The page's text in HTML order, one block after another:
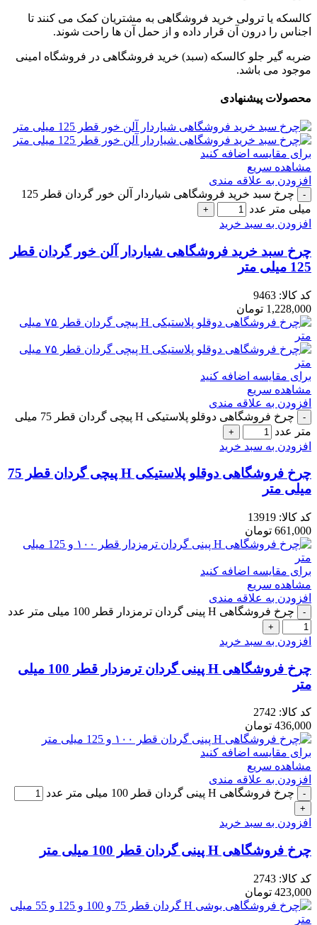
کالسکه یا ترولی خرید فروشگاهی به مشتریان کمک می کنند تا
اجناس را درون آن قرار داده و از حمل آن ها راحت شوند.
ضربه گیر جلو کالسکه (سبد) خرید فروشگاهی در فروشگاه امینی
موجود می باشد.
محصولات پیشنهادی
برای مقایسه اضافه کنید
مشاهده سریع
افزودن به علاقه مندی
چرخ سبد خرید فروشگاهی شیاردار آلن خور گردان قطر 125
میلی متر عدد
افزودن به سبد خرید
چرخ سبد خرید فروشگاهی شیاردار آلن خور گردان قطر
125 میلی متر
کد کالا: 9463
1,228,000 تومان
برای مقایسه اضافه کنید
مشاهده سریع
افزودن به علاقه مندی
چرخ فروشگاهی دوقلو پلاستیکی H پیچی گردان قطر 75 میلی
متر عدد
افزودن به سبد خرید
چرخ فروشگاهی دوقلو پلاستیکی H پیچی گردان قطر 75
میلی متر
کد کالا: 13919
661,000 تومان
برای مقایسه اضافه کنید
مشاهده سریع
افزودن به علاقه مندی
چرخ فروشگاهی H پینی گردان ترمزدار قطر 100 میلی متر عدد
افزودن به سبد خرید
چرخ فروشگاهی H پینی گردان ترمزدار قطر 100 میلی
متر
کد کالا: 2742
436,000 تومان
برای مقایسه اضافه کنید
مشاهده سریع
افزودن به علاقه مندی
چرخ فروشگاهی H پینی گردان قطر 100 میلی متر عدد
افزودن به سبد خرید
چرخ فروشگاهی H پینی گردان قطر 100 میلی متر
کد کالا: 2743
423,000 تومان